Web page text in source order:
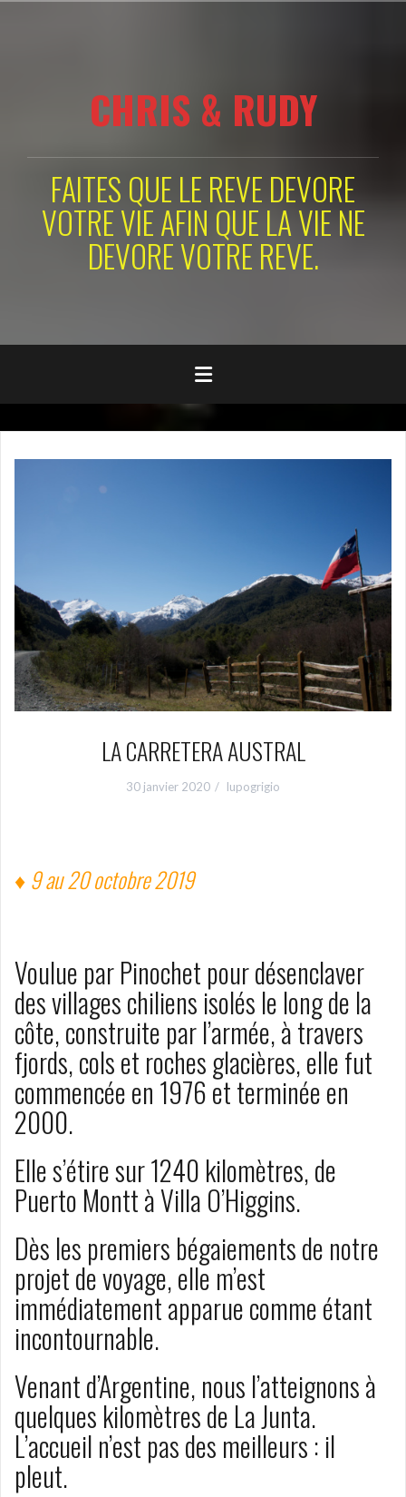
CHRIS & RUDY
FAITES QUE LE REVE DEVORE
VOTRE VIE AFIN QUE LA VIE NE
DEVORE VOTRE REVE.
LA CARRETERA AUSTRAL
30 janvier 2020 lupogrigio
♦ 9 au 20 octobre 2019
Voulue par Pinochet pour désenclaver
des villages chiliens isolés le long de la
côte, construite par l’armée, à travers
fjords, cols et roches glacières, elle fut
commencée en 1976 et terminée en
2000.
Elle s’étire sur 1240 kilomètres, de
Puerto Montt à Villa O’Higgins.
Dès les premiers bégaiements de notre
projet de voyage, elle m’est
immédiatement apparue comme étant
incontournable.
Venant d’Argentine, nous l’atteignons à
quelques kilomètres de La Junta.
L’accueil n’est pas des meilleurs : il
pleut.